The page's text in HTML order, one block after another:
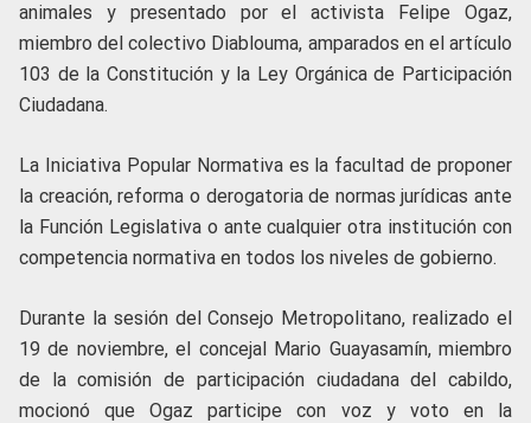
animales y presentado por el activista Felipe Ogaz,
miembro del colectivo Diablouma, amparados en el artículo
103 de la Constitución y la Ley Orgánica de Participación
Ciudadana.
La Iniciativa Popular Normativa es la facultad de proponer
la creación, reforma o derogatoria de normas jurídicas ante
la Función Legislativa o ante cualquier otra institución con
competencia normativa en todos los niveles de gobierno.
Durante la sesión del Consejo Metropolitano, realizado el
19 de noviembre, el concejal Mario Guayasamín, miembro
de la comisión de participación ciudadana del cabildo,
mocionó que Ogaz participe con voz y voto en la